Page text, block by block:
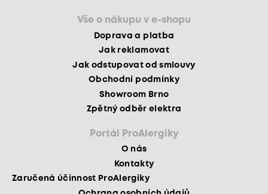
Vše o nákupu v e-shopu
Doprava a platba
Jak reklamovat
Jak odstupovat od smlouvy
Obchodní podmínky
Showroom Brno
Zpětný odběr elektra
Portál ProAlergiky
O nás
Kontakty
Zaručená účinnost ProAlergiky